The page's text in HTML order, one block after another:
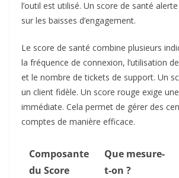
l’outil est utilisé. Un score de santé
sur les baisses d’engagement.
Le score de santé combine plusieurs
la fréquence de connexion, l’utilisation
et le nombre de tickets de support. Un
un client fidèle. Un score rouge exige
immédiate. Cela permet de gérer des
comptes de manière efficace.
Composante
du Score
Que mesure-
t-on ?